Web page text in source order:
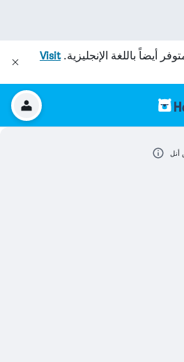
أيضاً باللغة الإنجليزية.Visit
أنل